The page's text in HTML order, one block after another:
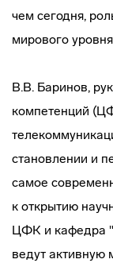
чем сегодня,
мирового
В.В. Баринов,
компетенций
становлении и
самое
к открытию
ЦФК и кафедра
ведут активную